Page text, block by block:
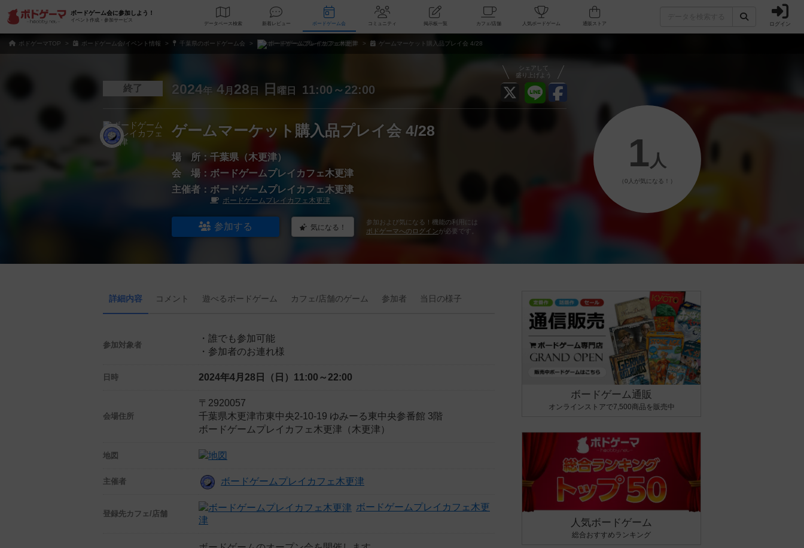
ボードゲーム会に参加しよう！
イベント作成・参加サービス
データベース 検索 新着レビュー ボードゲーム会 コミュニティ 掲示板一覧 カフェ/店舗 人気ボードゲーム ログイン
ボドゲーマTOP ボードゲーム会/イベント情報 千葉県のボードゲーム会 ボードゲームプレイカフェ木更津 ゲームマーケット購入品プレイ会 4/28
シェアして
盛り上げよう
終了 2024年 4月 28 日 日 曜日 11:00～22:00
ゲームマーケット購入品プレイ会 4/28
場 所： 千葉県（木更津）
会 場： ボードゲームプレイカフェ木更津
主催者： ボードゲームプレイカフェ木更津
ボードゲームプレイカフェ木更津
参加する 気になる！
参加および気になる！機能の利用には
ボドゲーマへのログインが必要です。
1 人
（0人が気になる！）
詳細内容 コメント 遊べるボードゲーム カフェ/店舗のゲーム 参加者 当日の様子
参加対象者
・誰でも参加可能
・参加者のお連れ様
日時 2024年4月28日（日） 11:00～22:00
会場住所
〒2920057
千葉県木更津市東中央2-10-19 ゆみーる東中央参番館 3階
ボードゲームプレイカフェ木更津（木更津）
地図
主催者 ボードゲームプレイカフェ木更津
登録先カフェ/店舗
ボードゲームプレイカフェ木更
津
ボードゲーム通販
オンラインストアで7,500商品を販売中
人気ボードゲーム
総合おすすめランキング